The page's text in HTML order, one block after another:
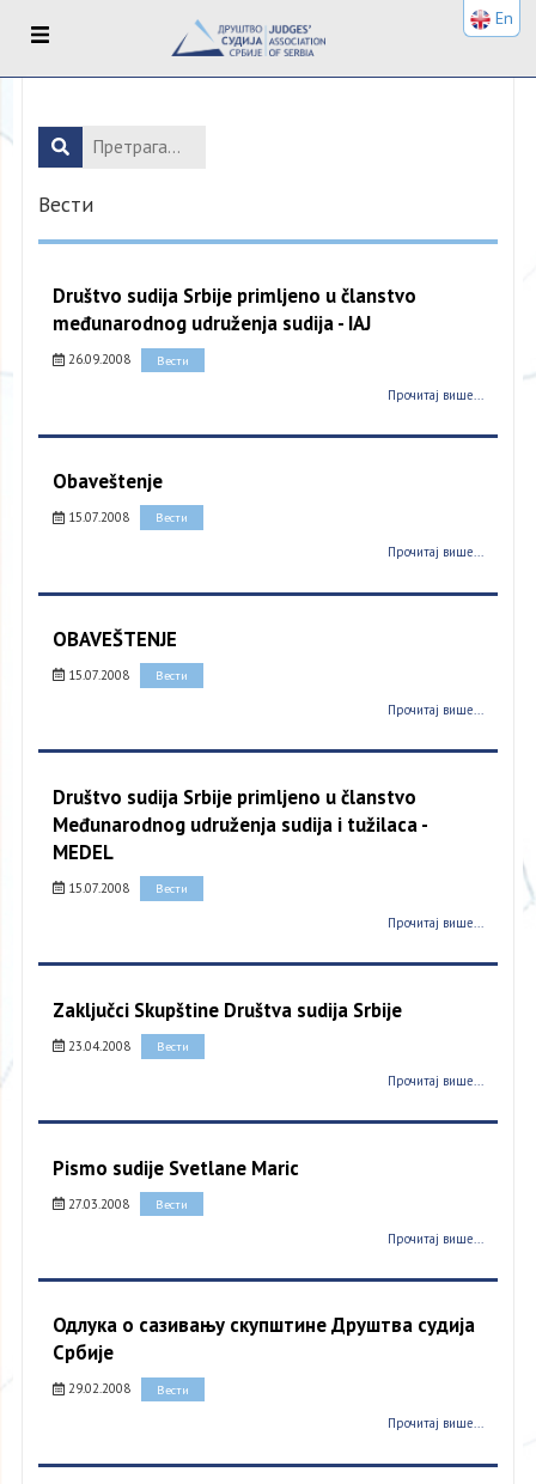
Вести
Društvo sudija Srbije primljeno u članstvo
međunarodnog udruženja sudija - IAJ
26.09.2008 Вести
Прочитај више...
Obaveštenje
15.07.2008 Вести
Прочитај више...
OBAVEŠTENJE
15.07.2008 Вести
Прочитај више...
Društvo sudija Srbije primljeno u članstvo
Međunarodnog udruženja sudija i tužilaca -
MEDEL
15.07.2008 Вести
Прочитај више...
Zaključci Skupštine Društva sudija Srbije
23.04.2008 Вести
Прочитај више...
Pismo sudije Svetlane Maric
27.03.2008 Вести
Прочитај више...
Одлука о сазивању скупштине Друштва судија
Србије
29.02.2008 Вести
Прочитај више...
En